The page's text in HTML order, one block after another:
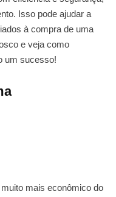
Isso pode ajudar a
à compra de uma
e veja como
um sucesso!
mais econômico do